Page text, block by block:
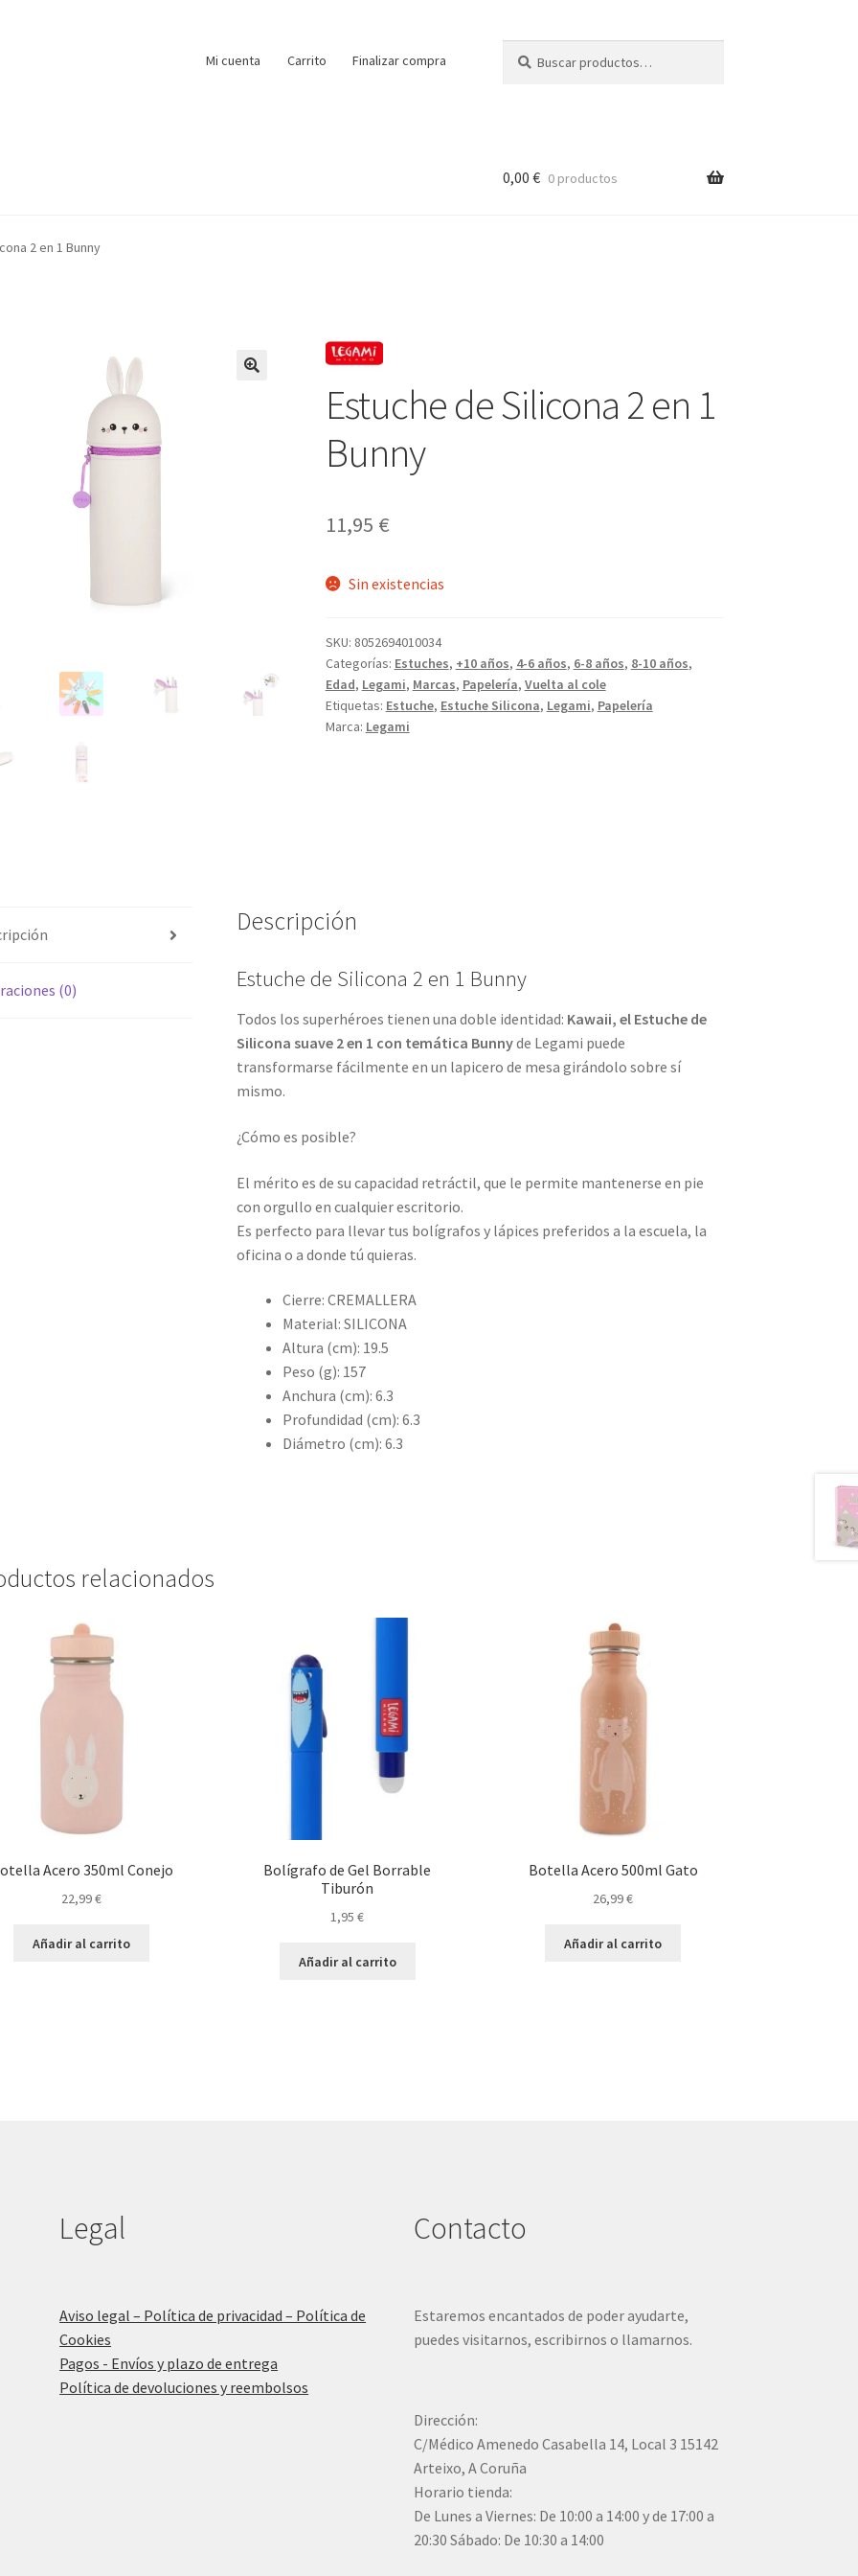
Mi cuenta Carrito Finalizar compra
por:
0,00 € 0 productos
2 en 1 Bunny
Estuche de Silicona 2 en 1
Bunny
11,95 €
Sin existencias
SKU: 8052694010034
Categorías: Estuches, +10 años, 4-6 años, 6-8 años, 8-10 años,
Edad, Legami, Marcas, Papelería, Vuelta al cole
Etiquetas: Estuche, Estuche Silicona, Legami, Papelería
Marca: Legami
(0)
Descripción
Estuche de Silicona 2 en 1 Bunny
Todos los superhéroes tienen una doble identidad: Kawaii, el Estuche de
Silicona suave 2 en 1 con temática Bunnyde Legami puede
transformarse fácilmente en un lapicero de mesa girándolo sobre sí
mismo.
¿Cómo es posible?
El mérito es de su capacidad retráctil, que le permite mantenerse en pie
con orgullo en cualquier escritorio.
Es perfecto para llevar tus bolígrafos y lápices preferidos a la escuela, la
oficina o a donde tú quieras.
Cierre: CREMALLERA
Material: SILICONA
Altura (cm): 19.5
Peso (g): 157
Anchura (cm): 6.3
Profundidad (cm): 6.3
Diámetro (cm): 6.3
relacionados
Acero 350ml Conejo
22,99€
Añadir al carrito
Bolígrafo de Gel Borrable
Tiburón
1,95€
Añadir al carrito
Botella Acero 500ml Gato
26,99€
Añadir al carrito
Legal
Aviso legal – Política de privacidad – Política de
Cookies
Pagos - Envíos y plazo de entrega
Política de devoluciones y reembolsos
Contacto
Estaremos encantados de poder ayudarte,
puedes visitarnos, escribirnos o llamarnos.
Dirección:
C/Médico Amenedo Casabella 14, Local 3 15142
Arteixo, A Coruña
Horario tienda:
De Lunes a Viernes: De 10:00 a 14:00 y de 17:00 a
20:30 Sábado: De 10:30 a 14:00